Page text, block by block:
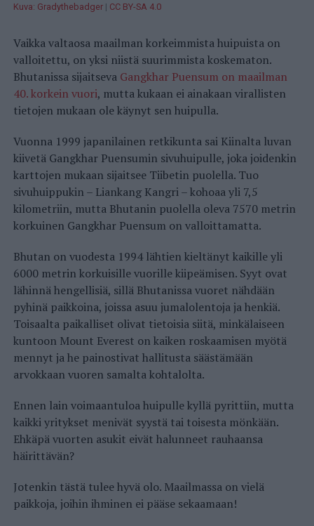
Kuva: Gradythebadger| CC BY-SA 4.0
Vaikka valtaosa maailman korkeimmista huipuista on
valloitettu, on yksi niistä suurimmista koskematon.
Bhutanissa sijaitseva Gangkhar Puensum on maailman
40. korkein vuori, mutta kukaan ei ainakaan virallisten
tietojen mukaan ole käynyt sen huipulla.
Vuonna 1999 japanilainen retkikunta sai Kiinalta luvan
kiivetä Gangkhar Puensumin sivuhuipulle, joka joidenkin
karttojen mukaan sijaitsee Tiibetin puolella. Tuo
sivuhuippukin – Liankang Kangri – kohoaa yli 7,5
kilometriin, mutta Bhutanin puolella oleva 7570 metrin
korkuinen Gangkhar Puensum on valloittamatta.
Bhutan on vuodesta 1994 lähtien kieltänyt kaikille yli
6000 metrin korkuisille vuorille kiipeämisen. Syyt ovat
lähinnä hengellisiä, sillä Bhutanissa vuoret nähdään
pyhinä paikkoina, joissa asuu jumalolentoja ja henkiä.
Toisaalta paikalliset olivat tietoisia siitä, minkälaiseen
kuntoon Mount Everest on kaiken roskaamisen myötä
mennyt ja he painostivat hallitusta säästämään
arvokkaan vuoren samalta kohtalolta.
Ennen lain voimaantuloa huipulle kyllä pyrittiin, mutta
kaikki yritykset menivät syystä tai toisesta mönkään.
Ehkäpä vuorten asukit eivät halunneet rauhaansa
häirittävän?
Jotenkin tästä tulee hyvä olo. Maailmassa on vielä
paikkoja, joihin ihminen ei pääse sekaamaan!